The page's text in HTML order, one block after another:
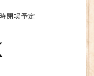
閉場予定